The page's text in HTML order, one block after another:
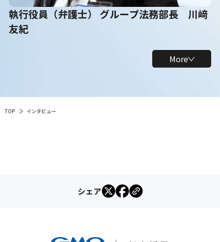
執行役員（弁護士） グループ法務部長 川﨑
友紀
More
TOP インタビュー
シェア